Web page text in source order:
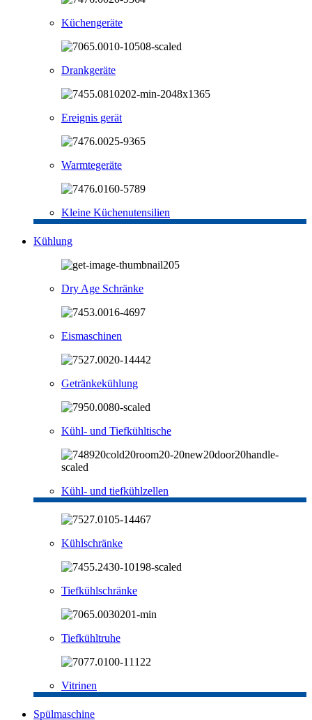
Küchengeräte
Drankgeräte
Ereignis gerät
Warmtegeräte
Kleine Küchenutensilien
Kühlung
Dry Age Schränke
Eismaschinen
Getränkekühlung
Kühl- und Tiefkühltische
Kühl- und tiefkühlzellen
Kühlschränke
Tiefkühlschränke
Tiefkühltruhe
Vitrinen
Spülmaschine